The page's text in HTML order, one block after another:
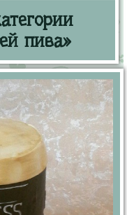
пива»